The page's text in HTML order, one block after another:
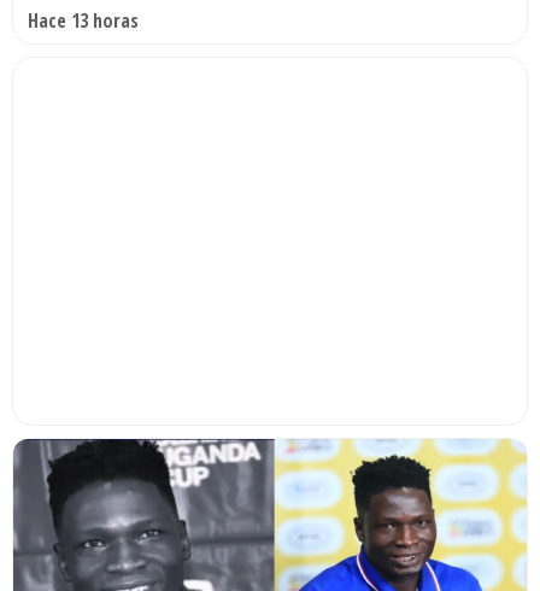
Hace 13 horas